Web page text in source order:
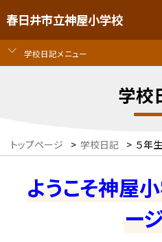
春日井市立神屋小学校
学校日記メニュー
学校
トップページ > 学校日記 > ５年生
ようこそ神屋
ー